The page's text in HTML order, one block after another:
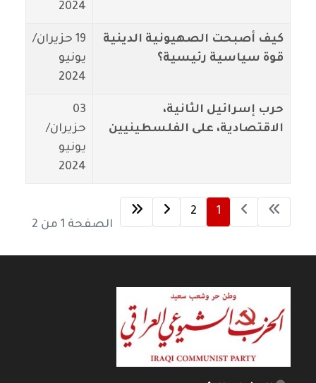
2024
كيف أصبحت الصهيونية الدينية
قوة سياسية رئيسية؟
19 حزيران/
يونيو
2024
حرب إسرائيل الثانية،
الاقتصادية، على الفلسطينيين
03
حزيران/
يونيو
2024
الصفحة 1 من 2
1
2